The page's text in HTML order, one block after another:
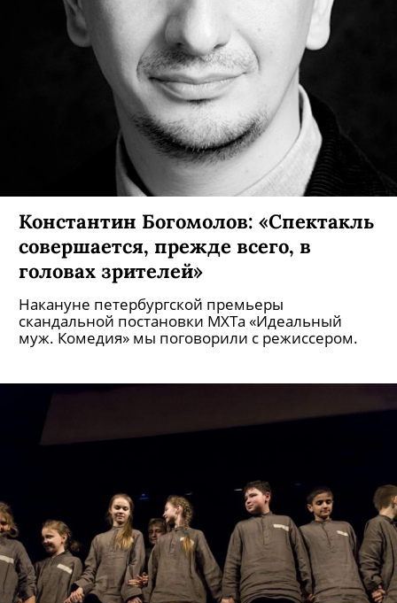
Константин Богомолов: «Спектакль
совершается, прежде всего, в
головах зрителей»
Накануне петербургской премьеры
скандальной постановки МХТа «Идеальный
муж. Комедия» мы поговорили с режиссером.